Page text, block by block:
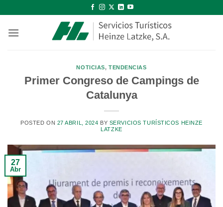
contenido
NOTICIAS, TENDENCIAS
Primer Congreso de Campings de
Catalunya
POSTED ON 27 ABRIL, 2024 BY SERVICIOS TURÍSTICOS HEINZE
LATZKE
27
Abr